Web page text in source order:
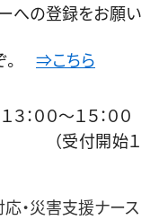
への登録をお願い
。 ⇒こちら
：００～１５：００
始１
・災害支援ナース